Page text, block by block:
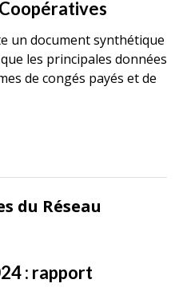
un document synthétique
les principales données
de congés payés et de
du Réseau
: rapport